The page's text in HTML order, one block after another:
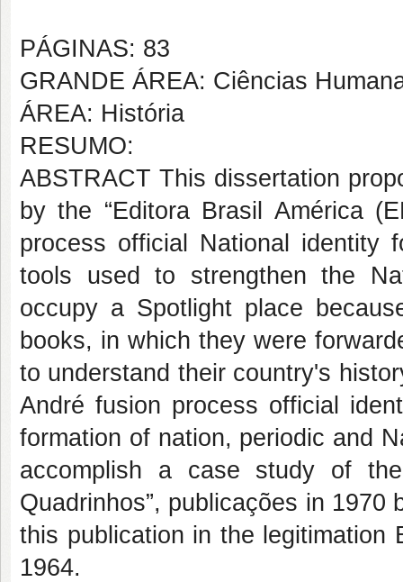
PÁGINAS: 83
GRANDE ÁREA: Ciências
ÁREA: História
RESUMO:
ABSTRACT This dissertation
by the “Editora Brasil América
process official National identity
tools used to strengthen the
occupy a Spotlight place
books, in which they were
to understand their country's
André fusion process official
formation of nation, periodic and
accomplish a case study of
Quadrinhos”, publicações in
this publication in the
1964.